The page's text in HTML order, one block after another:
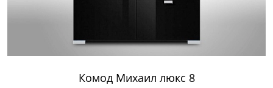
Комод Михаил люкс 8